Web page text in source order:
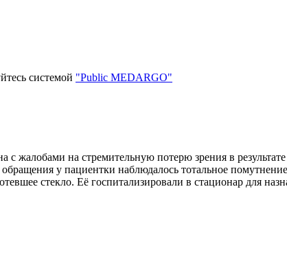
системой "Public MEDARGO"
жалобами на стремительную потерю зрения в
у пациентки наблюдалось тотальное
стекло. Её госпитализировали в стационар для